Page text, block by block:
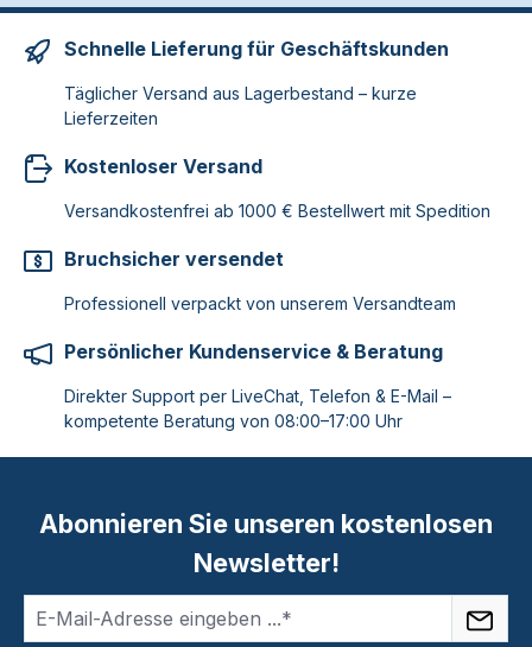
Schnelle Lieferung für Geschäftskunden
Täglicher Versand aus Lagerbestand – kurze
Lieferzeiten
Kostenloser Versand
Versandkostenfrei ab 1000 € Bestellwert mit Spedition
Bruchsicher versendet
Professionell verpackt von unserem Versandteam
Persönlicher Kundenservice & Beratung
Direkter Support per LiveChat, Telefon & E-Mail –
kompetente Beratung von 08:00–17:00 Uhr
Abonnieren Sie unseren kostenlosen
Newsletter!